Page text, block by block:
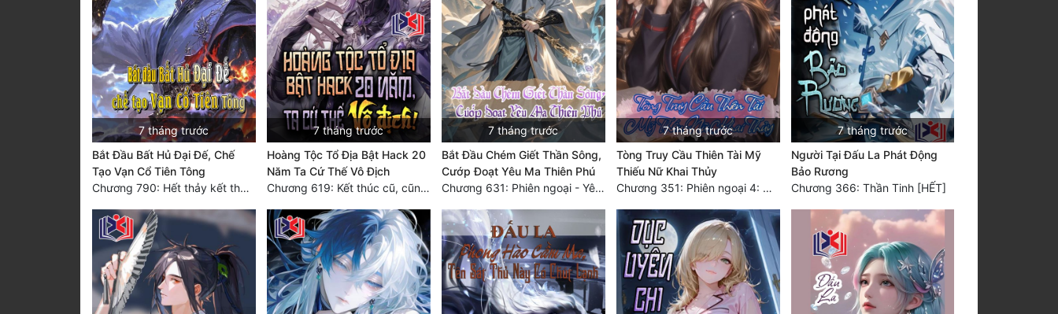
7 tháng trước
Bắt Đầu Bất Hủ Đại Đế, Chế
Tạo Vạn Cổ Tiên Tông
Chương 790: Hết thảy kết thúc, trọng kiến thiên địa trật tự (Đại Kết Cục)
7 tháng trước
Hoàng Tộc Tổ Địa Bật Hack 20
Năm Ta Cứ Thế Vô Địch
Chương 619: Kết thúc cũ, cũng là khởi đầu mới! [HẾT]
7 tháng trước
Bắt Đầu Chém Giết Thần Sông,
Cướp Đoạt Yêu Ma Thiên Phú
Chương 631: Phiên ngoại - Yêu Thần này, vừa hay làm lễ vật
7 tháng trước
Tòng Truy Cầu Thiên Tài Mỹ
Thiếu Nữ Khai Thủy
Chương 351: Phiên ngoại 4: Nhật ký
7 tháng trước
Người Tại Đấu La Phát Động
Bảo Rương
Chương 366: Thần Tinh [HẾT]